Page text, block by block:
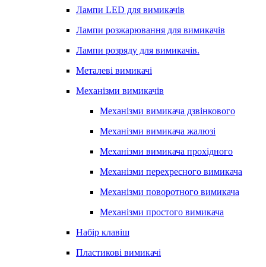
Лампи LED для вимикачів
Лампи розжарювання для вимикачів
Лампи розряду для вимикачів.
Металеві вимикачі
Механізми вимикачів
Механізми вимикача дзвінкового
Механізми вимикача жалюзі
Механізми вимикача прохідного
Механізми перехресного вимикача
Механізми поворотного вимикача
Механізми простого вимикача
Набір клавіш
Пластикові вимикачі